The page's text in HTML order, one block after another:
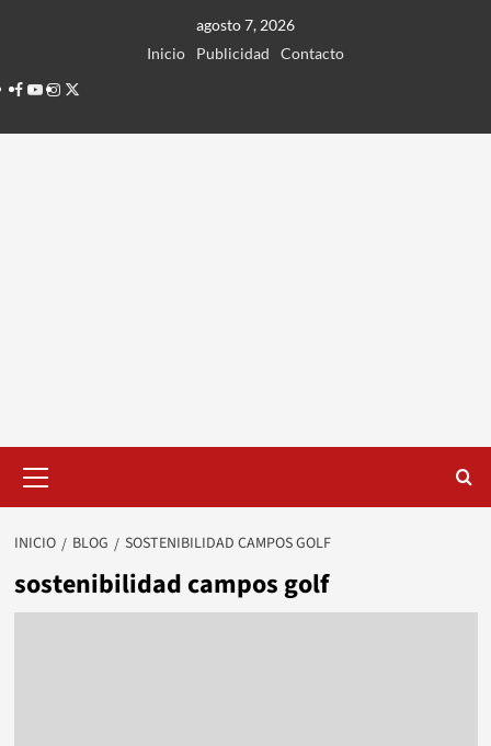
agosto 7, 2026
Inicio
Publicidad
Contacto
Facebook
Youtube
Instagram
Twitter
principal
INICIO BLOG SOSTENIBILIDAD CAMPOS GOLF
sostenibilidad campos golf